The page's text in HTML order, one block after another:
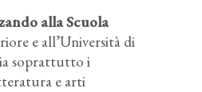
alla Scuola
e all’Università di
soprattutto i
e arti